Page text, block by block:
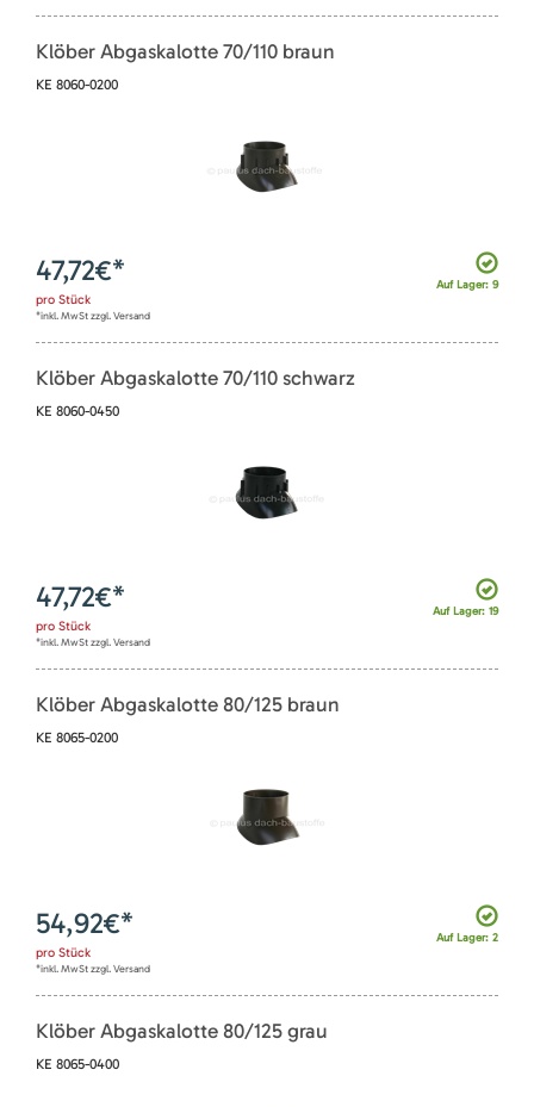
Klöber Abgaskalotte 70/110 braun
KE 8060-0200
Auf Lager: 9
47,72€*
pro Stück
*inkl. MwSt zzgl. Versand
Klöber Abgaskalotte 70/110 schwarz
KE 8060-0450
Auf Lager: 19
47,72€*
pro Stück
*inkl. MwSt zzgl. Versand
Klöber Abgaskalotte 80/125 braun
KE 8065-0200
Auf Lager: 2
54,92€*
pro Stück
*inkl. MwSt zzgl. Versand
Klöber Abgaskalotte 80/125 grau
KE 8065-0400